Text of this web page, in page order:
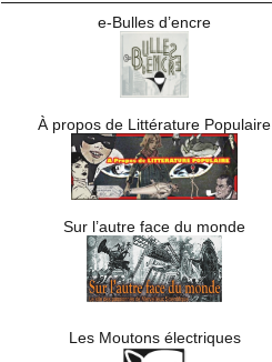
e-Bulles d’encre
À propos de Littérature Populaire
Sur l’autre face du monde
Les Moutons électriques